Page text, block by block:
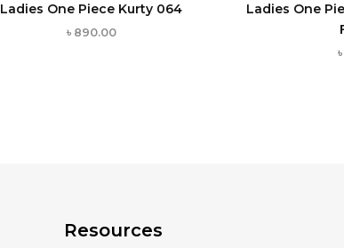
Ladies One Piece Kurty 064
৳ 890.00
Ladies One
৳
Resources